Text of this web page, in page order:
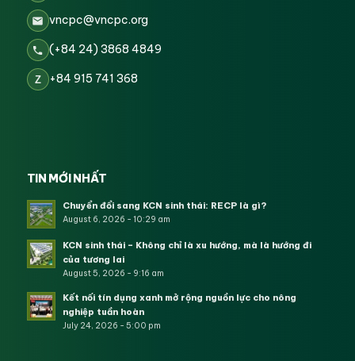
vncpc@vncpc.org
(+84 24) 3868 4849
Z +84 915 741 368
TIN MỚI NHẤT
Chuyển đổi sang KCN sinh thái: RECP là gì?
August 6, 2026 - 10:29 am
KCN sinh thái – Không chỉ là xu hướng, mà là hướng đi
của tương lai
August 5, 2026 - 9:16 am
Kết nối tín dụng xanh mở rộng nguồn lực cho nông
nghiệp tuần hoàn
July 24, 2026 - 5:00 pm